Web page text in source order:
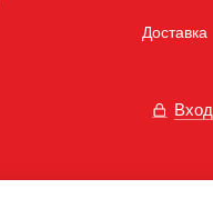
Доставка
Вход